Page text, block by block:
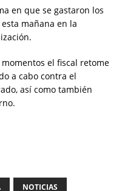
en que se gastaron los
mañana en la
el fiscal retome
a cabo contra el
así como también
NOTICIAS